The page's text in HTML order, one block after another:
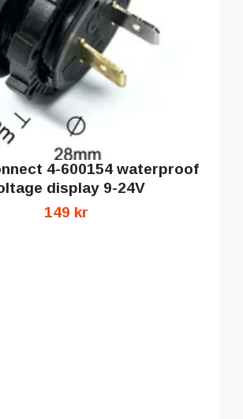
4-600154 waterproof
display 9-24V
149 kr